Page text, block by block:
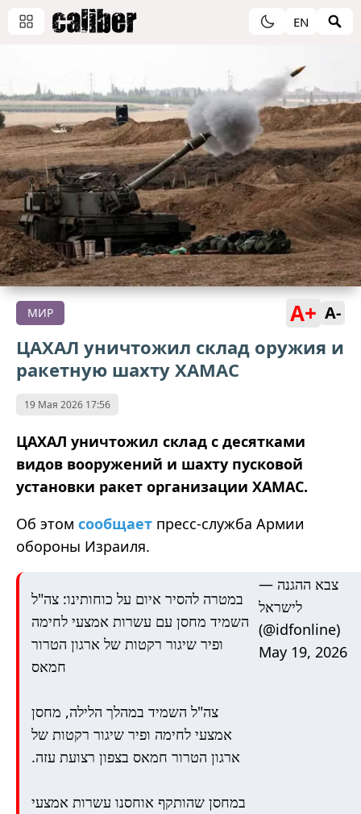
EN
МИР A+ A-
ЦАХАЛ уничтожил склад оружия и
ракетную шахту ХАМАС
19 Мая 2026 17:56
ЦАХАЛ уничтожил склад с десятками
видов вооружений и шахту пусковой
установки ракет организации ХАМАС.
Об этом сообщает пресс-служба Армии
обороны Израиля.
במטרה להסיר איום על כוחותינו: צה"ל
השמיד מחסן עם עשרות אמצעי לחימה
ופיר שיגור רקטות של ארגון הטרור
חמאס
צה"ל השמיד במהלך הלילה, מחסן
אמצעי לחימה ופיר שיגור רקטות של
ארגון הטרור חמאס בצפון רצועת עזה.
במחסן שהותקף אוחסנו עשרות אמצעי
— צבא ההגנה
לישראל
(@idfonline)
May 19, 2026